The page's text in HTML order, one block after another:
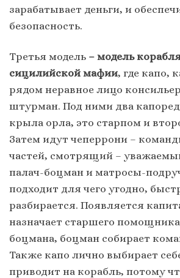
зарабатывает деньги, и
безопасность.
Третья модель – модель
сицилийской мафии, где капо,
рядом неравное лицо
штурман. Под ними два
крыла орла, это старпом и
Затем идут чеперрони –
частей, смотрящий –
палач-боцман и матросы-
подходит для чего угодно,
разбирается. Появляется
назначает старшего
боцмана, боцман собирает
Также капо лично выбирает
приводит на корабль, потому